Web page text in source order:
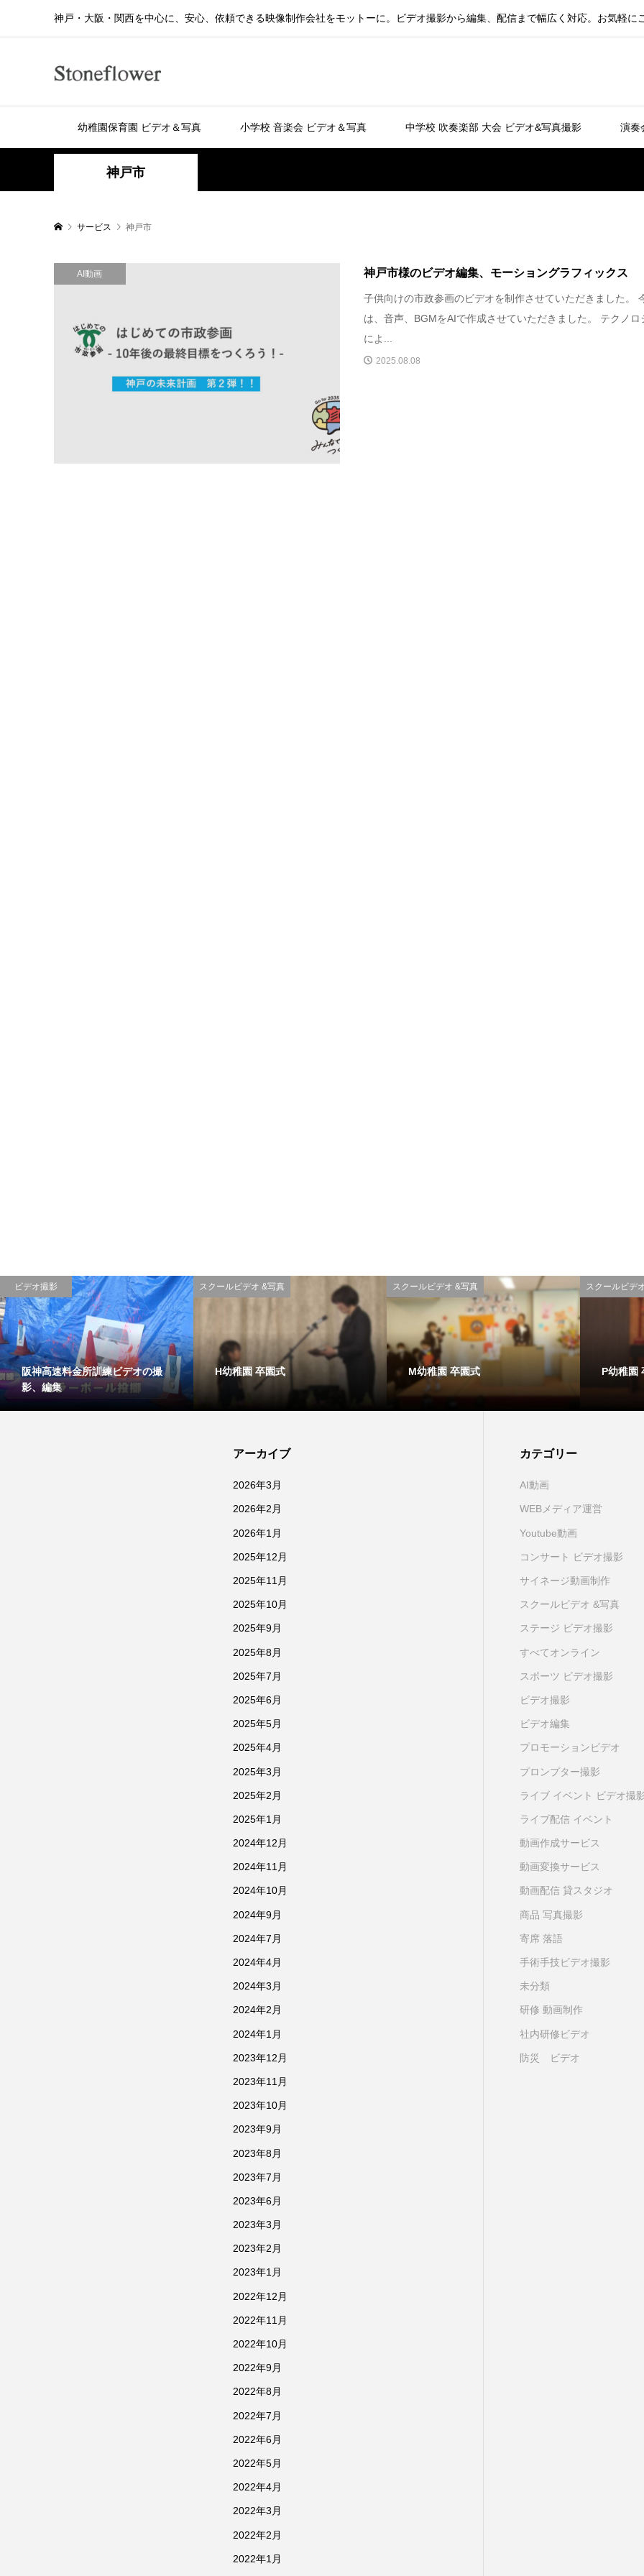
神戸・大阪・関西を中心に、安心、依頼できる映像制作会社をモットーに。ビデオ撮影から編集、配信まで幅広く対応。お気軽に
幼稚園保育園 ビデオ＆写真 小学校 音楽会 ビデオ＆写真 中学校 吹奏楽部 大会 ビデオ&写真撮影 演奏
神戸市
サービス 神戸市
AI動画 神戸市様のビデオ編集、モーショングラフィックス
子供向けの市政参画のビデオを制作させていただきました。
は、音声、BGMをAIで作成させていただきました。 テクノロ
によ...
2025.08.08
ビデオ撮影
阪神高速料金所訓練ビデオの撮
影、編集
スクールビデオ &写真
H幼稚園 卒園式
スクールビデオ &写真
M幼稚園 卒園式
スクールビデ
P幼稚園
アーカイブ
2026年3月
2026年2月
2026年1月
2025年12月
2025年11月
2025年10月
2025年9月
2025年8月
2025年7月
2025年6月
2025年5月
2025年4月
2025年3月
2025年2月
2025年1月
2024年12月
2024年11月
2024年10月
2024年9月
2024年7月
2024年4月
2024年3月
2024年2月
2024年1月
2023年12月
2023年11月
2023年10月
2023年9月
2023年8月
2023年7月
2023年6月
2023年3月
2023年2月
2023年1月
2022年12月
2022年11月
2022年10月
2022年9月
2022年8月
2022年7月
2022年6月
2022年5月
2022年4月
2022年3月
2022年2月
2022年1月
カテゴリー
AI動画
WEBメディア運営
Youtube動画
コンサート ビデオ撮影
サイネージ動画制作
スクールビデオ &写真
ステージ ビデオ撮影
すべてオンライン
スポーツ ビデオ撮影
ビデオ撮影
ビデオ編集
プロモーションビデオ
プロンプター撮影
ライブ イベント ビデオ撮
ライブ配信 イベント
動画作成サービス
動画変換サービス
動画配信 貸スタジオ
商品 写真撮影
寄席 落語
手術手技ビデオ撮影
未分類
研修 動画制作
社内研修ビデオ
防災 ビデオ